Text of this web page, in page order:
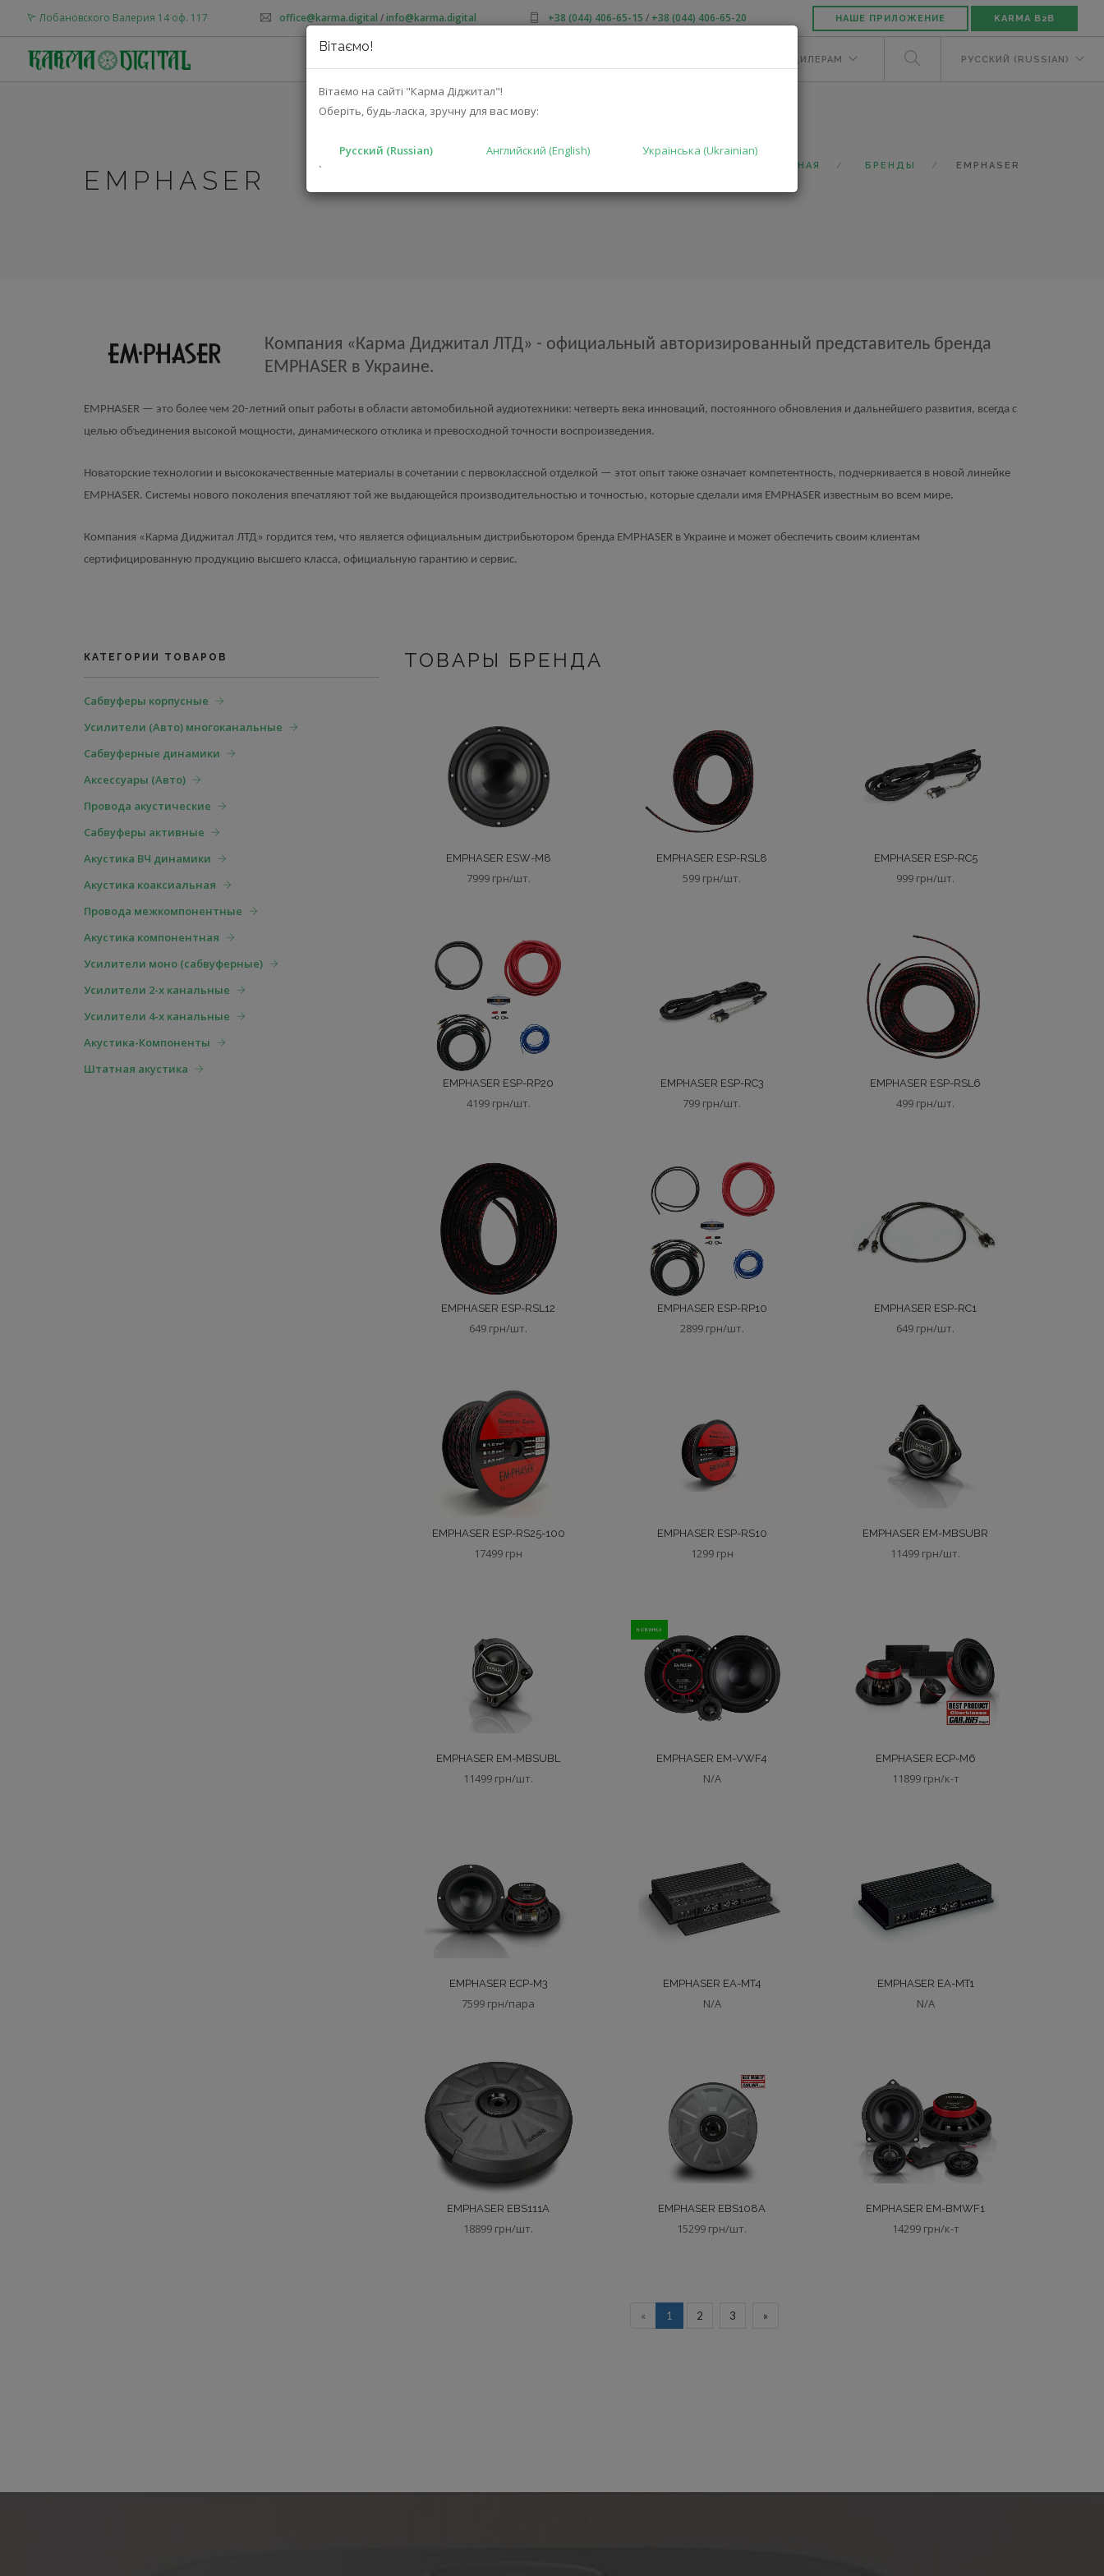
Вітаємо!
Вітаємо на сайті "Карма Діджитал"!
Оберіть, будь-ласка, зручну для вас мову:
Русский (Russian) Английский (English)
Українська (Ukrainian)
`
Лобановского Валерия 14 оф. 117 office@karma.digital /info@karma.digital +38 (044) 406-65-15 / +38 (044) 406-65-20 НАШЕ ПРИЛОЖЕНИЕ KARMA B2B
ДИЛЕРАМ РУССКИЙ (RUSSIAN)
EMPHASER ГЛАВНАЯ БРЕНДЫ EMPHASER
Компания «Карма Диджитал ЛТД» - официальный авторизированный представитель бренда
EMPHASER в Украине.
EMPHASER — это более чем 20-летний опыт работы в области автомобильной аудиотехники: четверть века инноваций, постоянного обновления и дальнейшего развития, всегда с
целью объединения высокой мощности, динамического отклика и превосходной точности воспроизведения.
Новаторские технологии и высококачественные материалы в сочетании с первоклассной отделкой — этот опыт также означает компетентность, подчеркивается в новой линейке
EMPHASER. Системы нового поколения впечатляют той же выдающейся производительностью и точностью, которые сделали имя EMPHASER известным во всем мире.
Компания «Карма Диджитал ЛТД» гордится тем, что является официальным дистрибьютором бренда EMPHASER в Украине и может обеспечить своим клиентам
сертифицированную продукцию высшего класса, официальную гарантию и сервис.
КАТЕГОРИИ ТОВАРОВ
Сабвуферы корпусные
Усилители (Авто) многоканальные
Сабвуферные динамики
Аксессуары (Авто)
Провода акустические
Cабвуферы активные
Акустика ВЧ динамики
Акустика коаксиальная
Провода межкомпонентные
Акустика компонентная
Усилители моно (сабвуферные)
Усилители 2-х канальные
Усилители 4-х канальные
Акустика-Компоненты
Штатная акустика
ТОВАРЫ БРЕНДА
EMPHASER ESW-M8
7999 грн/шт.
EMPHASER ESP-RSL8
599 грн/шт.
EMPHASER ESP-RC5
999 грн/шт.
EMPHASER ESP-RP20
4199 грн/шт.
EMPHASER ESP-RC3
799 грн/шт.
EMPHASER ESP-RSL6
499 грн/шт.
EMPHASER ESP-RSL12
649 грн/шт.
EMPHASER ESP-RP10
2899 грн/шт.
EMPHASER ESP-RC1
649 грн/шт.
EMPHASER ESP-RS25-100
17499 грн
EMPHASER ESP-RS10
1299 грн
EMPHASER EM-MBSUBR
11499 грн/шт.
EMPHASER EM-MBSUBL
11499 грн/шт.
НОВИНКА
EMPHASER EM-VWF4
N/A
EMPHASER ECP-M6
11899 грн/к-т
EMPHASER ECP-M3
7599 грн/пара
EMPHASER EA-MT4
N/A
EMPHASER EA-MT1
N/A
EMPHASER EBS111A
18899 грн/шт.
EMPHASER EBS108A
15299 грн/шт.
EMPHASER EM-BMWF1
14299 грн/к-т
« 1 2 3 »